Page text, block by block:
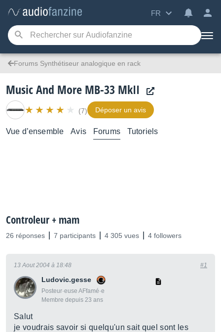
FR
Forums Synthétiseur analogique en rack
Music And More MB-33 MkII
(7) Déposer un avis
Vue d’ensemble Avis Forums Tutoriels
Controleur + mam
26 réponses 7 participants 4 305 vues 4 followers
Ludovic.gesse
Posteur·euse AFfamé·e
Membre depuis 23 ans
13 Aout 2004 à 18:48 #1
Salut
je voudrais savoir si quelqu'un sait quel sont les